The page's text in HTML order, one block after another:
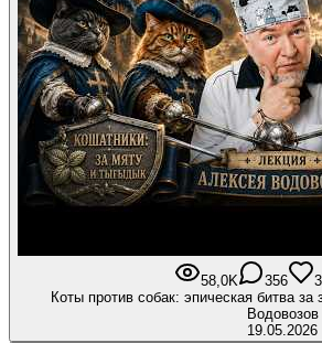
58,0K 356
Коты против собак: эпическая битва
Водовозов
19.05.2026